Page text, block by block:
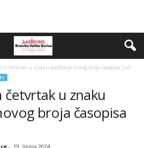
četvrtak u znaku promocije novog broja časopisa ‘Luč’
četvrtak u znaku
broja časopisa
- 19. lipnja 2024